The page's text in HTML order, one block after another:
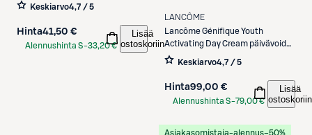
Keskiarvo4,7 / 5
Hinta41,50 €
Alennushinta S-33,20 €
Lisää
ostoskoriin
LANCÔME
LancômeGénifique Youth
Activating Day Cream päivävoide
50 ml
Keskiarvo4,7 / 5
Hinta99,00 €
Alennushinta S-79,00 €
Lisää
ostoskoriin
Asiakasomistaja-alennus−50%